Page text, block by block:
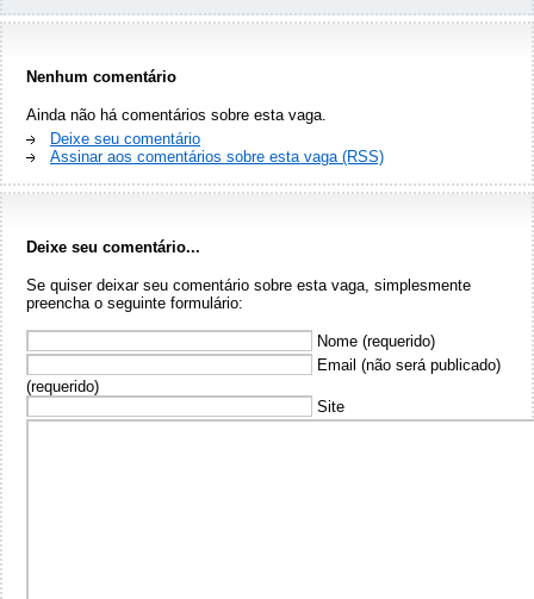
Nenhum comentário
Ainda não há comentários sobre esta vaga.
Deixe seu comentário
Assinar aos comentários sobre esta vaga (RSS)
Deixe seu comentário...
Se quiser deixar seu comentário sobre esta vaga, simplesmente
preencha o seguinte formulário:
Nome (requerido)
Email (não será publicado)
(requerido)
Site